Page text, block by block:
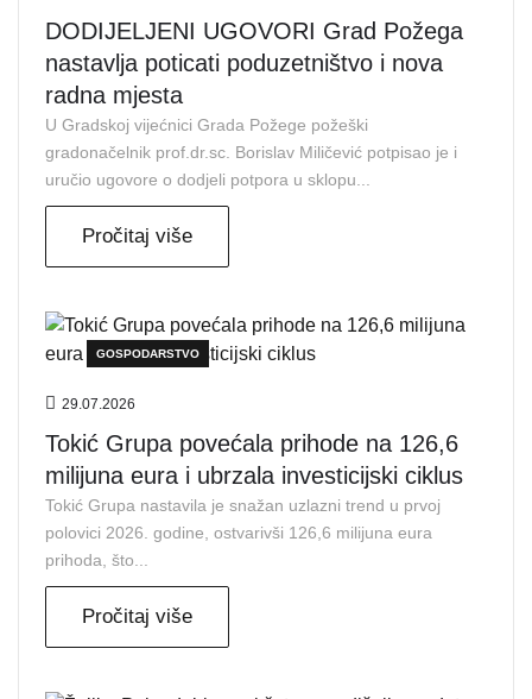
DODIJELJENI UGOVORI Grad Požega
nastavlja poticati poduzetništvo i nova
radna mjesta
U Gradskoj vijećnici Grada Požege požeški
gradonačelnik prof.dr.sc. Borislav Miličević potpisao je i
uručio ugovore o dodjeli potpora u sklopu...
Pročitaj više
GOSPODARSTVO
29.07.2026
Tokić Grupa povećala prihode na 126,6
milijuna eura i ubrzala investicijski ciklus
Tokić Grupa nastavila je snažan uzlazni trend u prvoj
polovici 2026. godine, ostvarivši 126,6 milijuna eura
prihoda, što...
Pročitaj više